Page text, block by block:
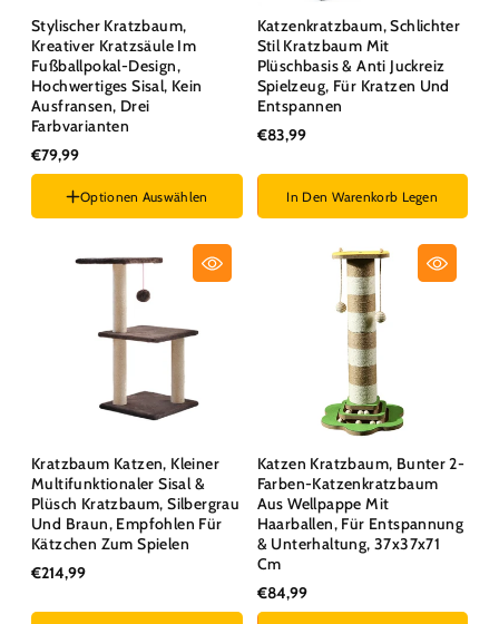
Stylischer Kratzbaum,
Kreativer Kratzsäule Im
Fußballpokal-Design,
Hochwertiges Sisal, Kein
Ausfransen, Drei
Farbvarianten
€79,99
Optionen Auswählen
Katzenkratzbaum, Schlichter
Stil Kratzbaum Mit
Plüschbasis & Anti Juckreiz
Spielzeug, Für Kratzen Und
Entspannen
€83,99
In Den Warenkorb Legen
Kratzbaum Katzen, Kleiner
Multifunktionaler Sisal &
Plüsch Kratzbaum, Silbergrau
Und Braun, Empfohlen Für
Kätzchen Zum Spielen
€214,99
Katzen Kratzbaum, Bunter 2-
Farben-Katzenkratzbaum
Aus Wellpappe Mit
Haarballen, Für Entspannung
& Unterhaltung, 37x37x71
Cm
€84,99